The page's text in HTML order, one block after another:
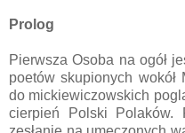
Prolog
Pierwsza Osoba na ogół
poetów skupionych wokół
do mickiewiczowskich
cierpień Polski Polaków.